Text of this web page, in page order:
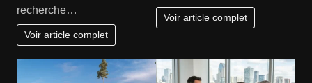
recherche…
Voir article complet
Voir article complet